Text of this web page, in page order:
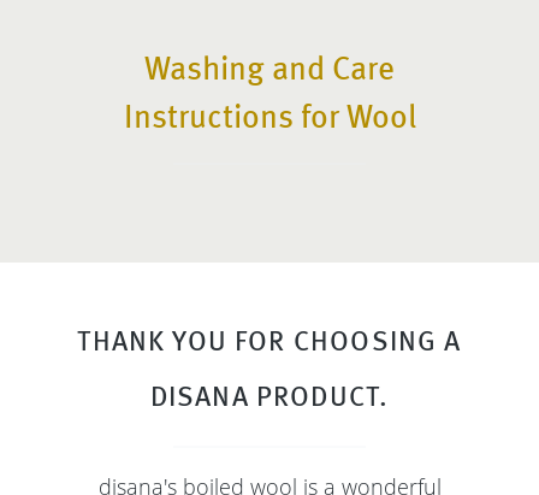
Washing and Care
Instructions for Wool
THANK YOU FOR CHOOSING A
DISANA PRODUCT.
disana's boiled wool is a wonderful